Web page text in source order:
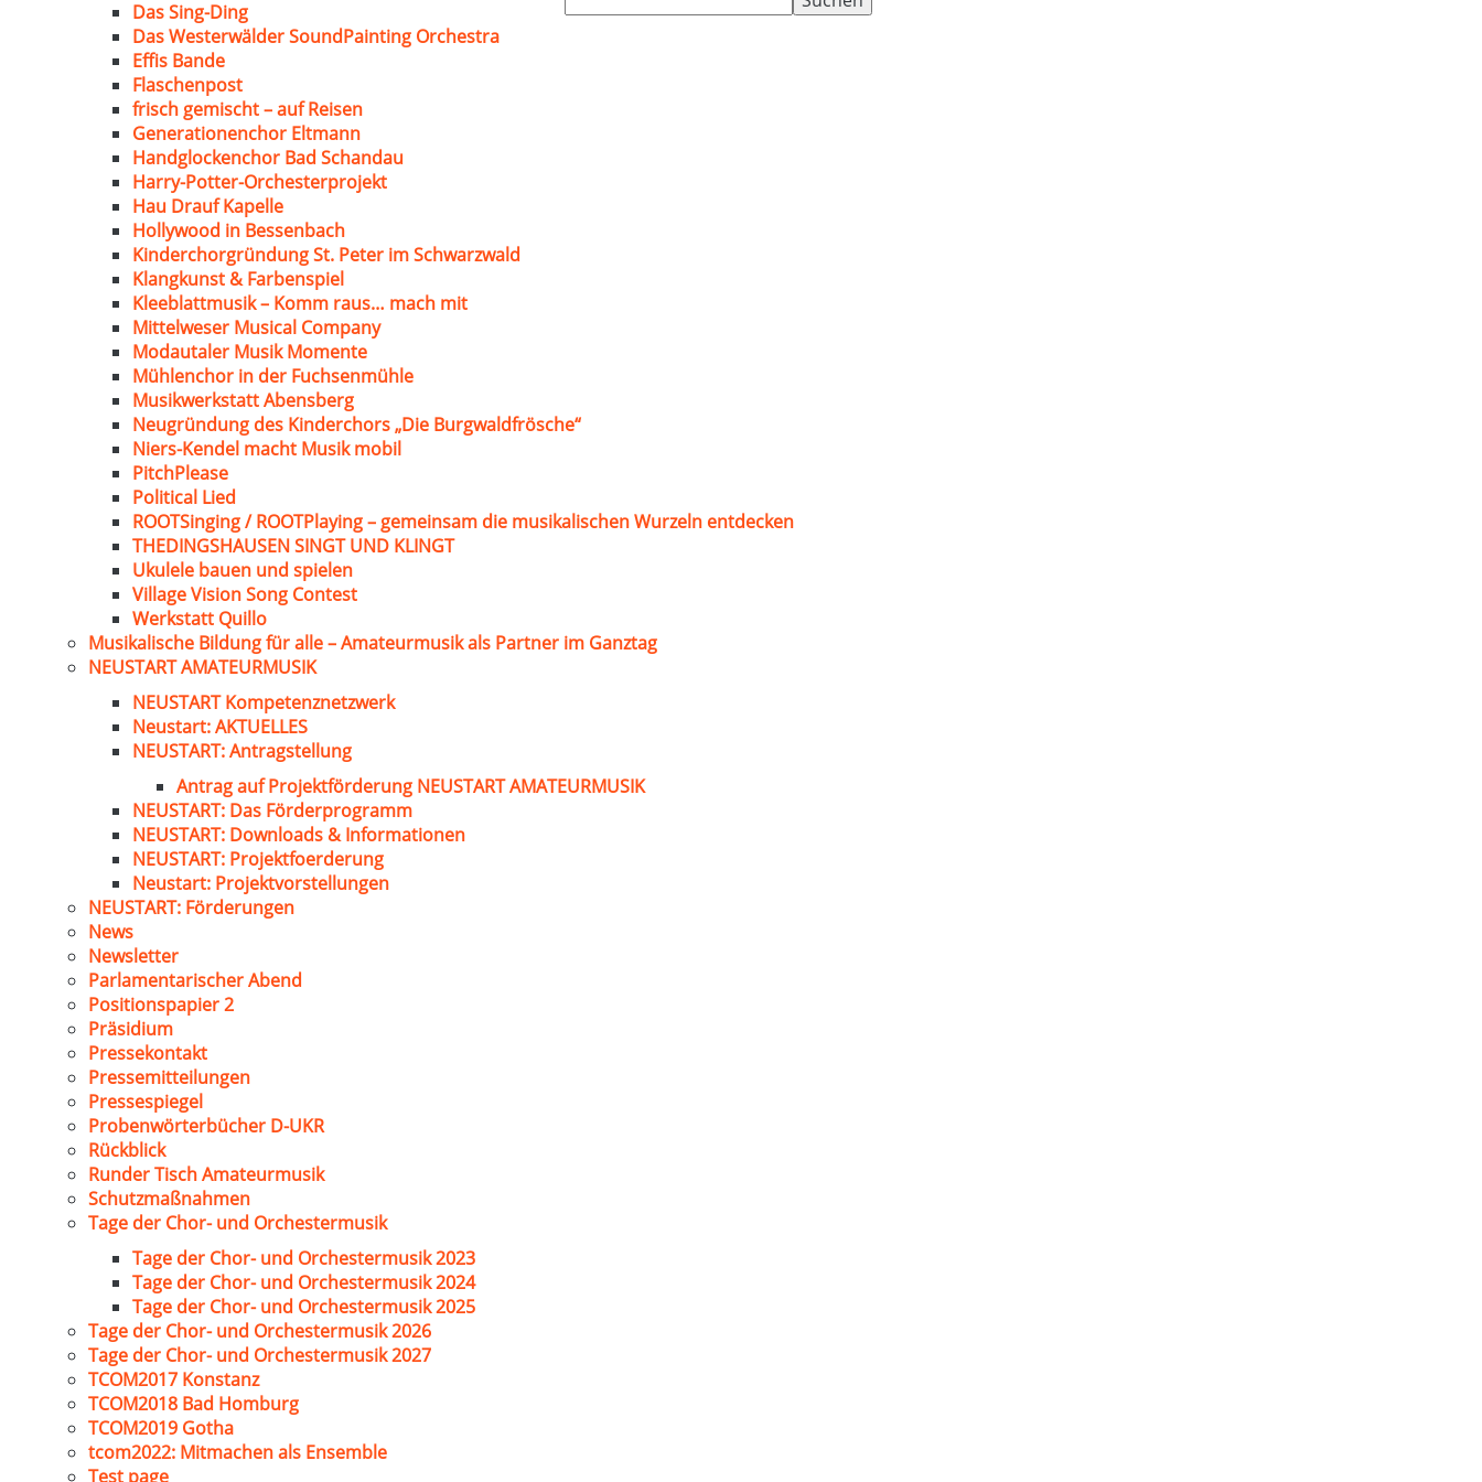
nach:
Das Sing-Ding
Das Westerwälder SoundPainting Orchestra
Effis Bande
Flaschenpost
frisch gemischt – auf Reisen
Generationenchor Eltmann
Handglockenchor Bad Schandau
Harry-Potter-Orchesterprojekt
Hau Drauf Kapelle
Hollywood in Bessenbach
Kinderchorgründung St. Peter im Schwarzwald
Klangkunst & Farbenspiel
Kleeblattmusik – Komm raus… mach mit
Mittelweser Musical Company
Modautaler Musik Momente
Mühlenchor in der Fuchsenmühle
Musikwerkstatt Abensberg
Neugründung des Kinderchors „Die Burgwaldfrösche“
Niers-Kendel macht Musik mobil
PitchPlease
Political Lied
ROOTSinging / ROOTPlaying – gemeinsam die musikalischen Wurzeln entdecken
THEDINGSHAUSEN SINGT UND KLINGT
Ukulele bauen und spielen
Village Vision Song Contest
Werkstatt Quillo
Musikalische Bildung für alle – Amateurmusik als Partner im Ganztag
NEUSTART AMATEURMUSIK
NEUSTART Kompetenznetzwerk
Neustart: AKTUELLES
NEUSTART: Antragstellung
Antrag auf Projektförderung NEUSTART AMATEURMUSIK
NEUSTART: Das Förderprogramm
NEUSTART: Downloads & Informationen
NEUSTART: Projektfoerderung
Neustart: Projektvorstellungen
NEUSTART: Förderungen
News
Newsletter
Parlamentarischer Abend
Positionspapier 2
Präsidium
Pressekontakt
Pressemitteilungen
Pressespiegel
Probenwörterbücher D-UKR
Rückblick
Runder Tisch Amateurmusik
Schutzmaßnahmen
Tage der Chor- und Orchestermusik
Tage der Chor- und Orchestermusik 2023
Tage der Chor- und Orchestermusik 2024
Tage der Chor- und Orchestermusik 2025
Tage der Chor- und Orchestermusik 2026
Tage der Chor- und Orchestermusik 2027
TCOM2017 Konstanz
TCOM2018 Bad Homburg
TCOM2019 Gotha
tcom2022: Mitmachen als Ensemble
Test page